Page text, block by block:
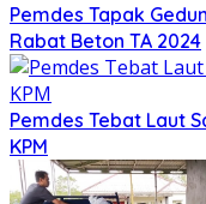
Pemdes Tapak
Rabat Beton TA 2024
Pemdes Tebat Laut
KPM